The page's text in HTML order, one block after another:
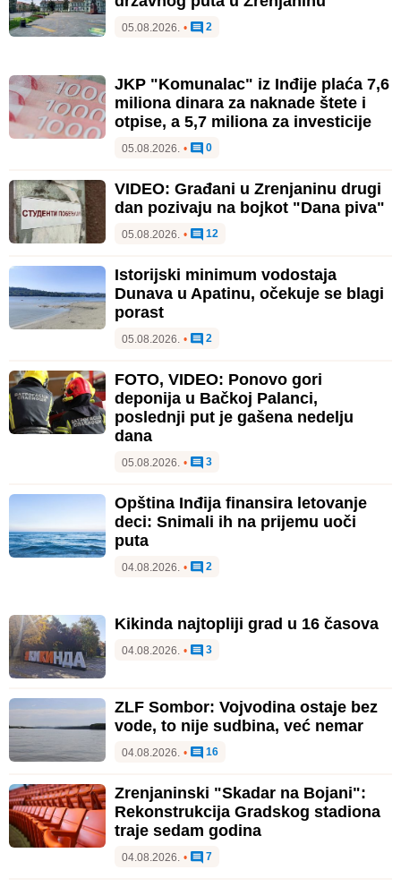
05.08.2026. • 2
JKP "Komunalac" iz Inđije plaća 7,6
miliona dinara za naknade štete i
otpise, a 5,7 miliona za investicije
05.08.2026. • 0
VIDEO: Građani u Zrenjaninu drugi
dan pozivaju na bojkot "Dana piva"
05.08.2026. • 12
Istorijski minimum vodostaja
Dunava u Apatinu, očekuje se blagi
porast
05.08.2026. • 2
FOTO, VIDEO: Ponovo gori
deponija u Bačkoj Palanci,
poslednji put je gašena nedelju
dana
05.08.2026. • 3
Opština Inđija finansira letovanje
deci: Snimali ih na prijemu uoči
puta
04.08.2026. • 2
Kikinda najtopliji grad u 16 časova
04.08.2026. • 3
ZLF Sombor: Vojvodina ostaje bez
vode, to nije sudbina, već nemar
04.08.2026. • 16
Zrenjaninski "Skadar na Bojani":
Rekonstrukcija Gradskog stadiona
traje sedam godina
04.08.2026. • 7